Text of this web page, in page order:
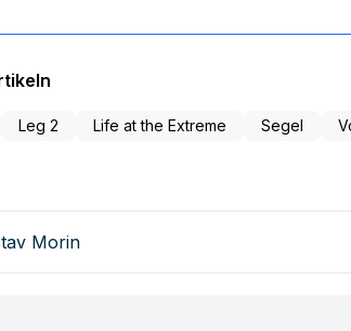
Leg 2 Life at the Extreme Segel
Morin